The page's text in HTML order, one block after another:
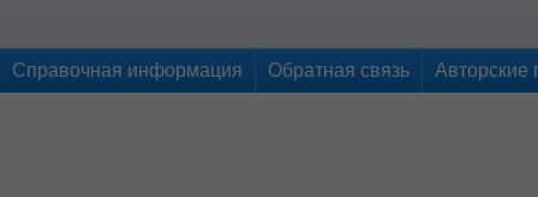
Справочная информация Обратная связь Авторские